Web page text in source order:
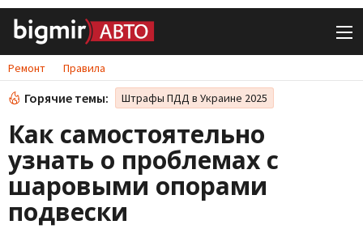
Ремонт Правила
Горячие темы: Штрафы ПДД в Украине 2025
Как самостоятельно
узнать о проблемах с
шаровыми опорами
подвески